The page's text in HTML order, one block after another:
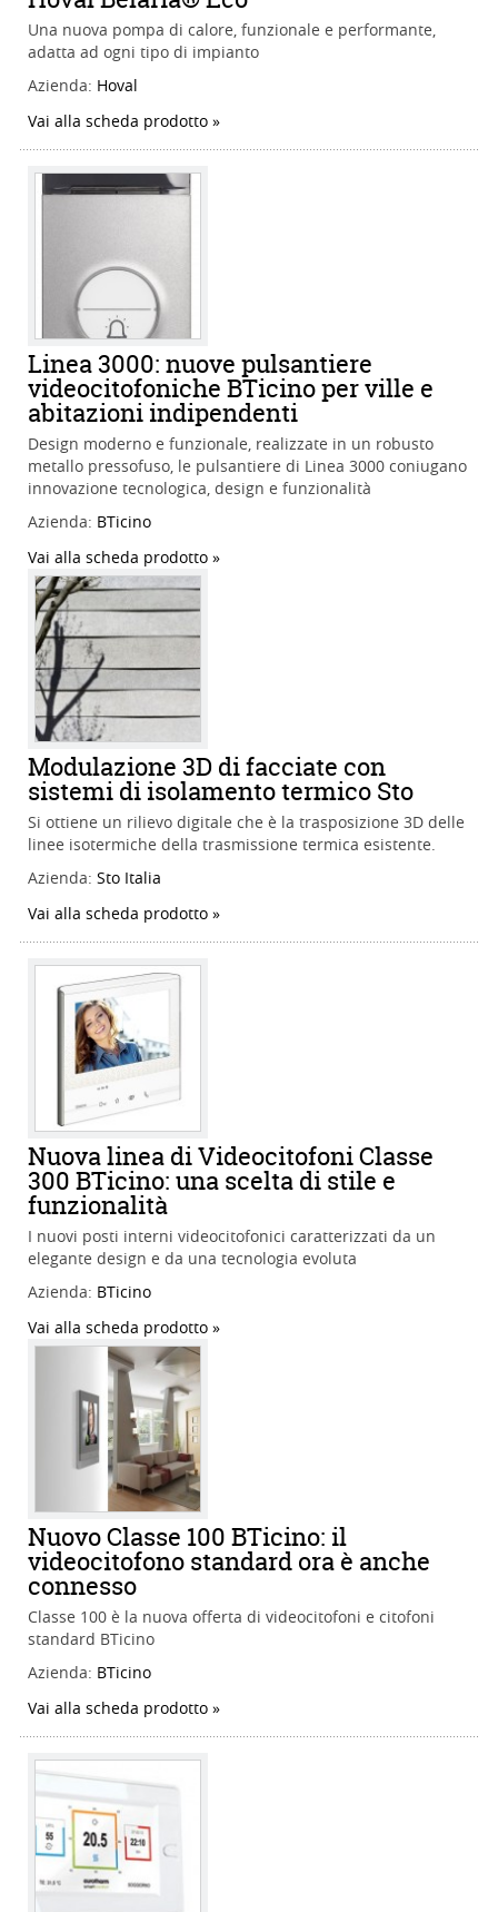
Una nuova pompa di calore, funzionale e performante,
adatta ad ogni tipo di impianto
Azienda: Hoval
Vai alla scheda prodotto
Linea 3000: nuove pulsantiere
videocitofoniche BTicino per ville e
abitazioni indipendenti
Design moderno e funzionale, realizzate in un robusto
metallo pressofuso, le pulsantiere di Linea 3000 coniugano
innovazione tecnologica, design e funzionalità
Azienda: BTicino
Vai alla scheda prodotto
Modulazione 3D di facciate con
sistemi di isolamento termico Sto
Si ottiene un rilievo digitale che è la trasposizione 3D delle
linee isotermiche della trasmissione termica esistente.
Azienda: Sto Italia
Vai alla scheda prodotto
Nuova linea di Videocitofoni Classe
300 BTicino: una scelta di stile e
funzionalità
I nuovi posti interni videocitofonici caratterizzati da un
elegante design e da una tecnologia evoluta
Azienda: BTicino
Vai alla scheda prodotto
Nuovo Classe 100 BTicino: il
videocitofono standard ora è anche
connesso
Classe 100 è la nuova offerta di videocitofoni e citofoni
standard BTicino
Azienda: BTicino
Vai alla scheda prodotto